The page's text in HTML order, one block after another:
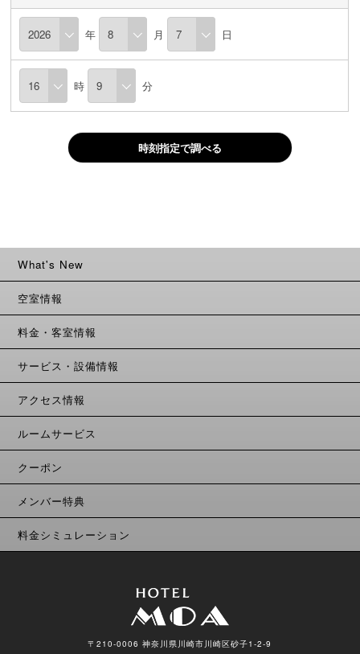
年 月 日
時 分
時刻指定で調べる
What's New
空室情報
料金・客室情報
サービス・設備情報
アクセス情報
ルームサービス
クーポン
メンバー特典
料金シミュレーション
〒210-0006 神奈川県川崎市川崎区砂子1-2-9